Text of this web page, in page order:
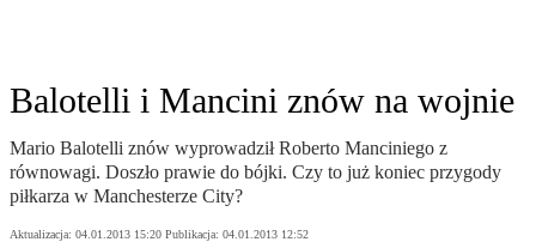
Balotelli i Mancini znów na wojnie
Mario Balotelli znów wyprowadził Roberto Manciniego z
równowagi. Doszło prawie do bójki. Czy to już koniec przygody
piłkarza w Manchesterze City?
Aktualizacja: 04.01.2013 15:20 Publikacja: 04.01.2013 12:52